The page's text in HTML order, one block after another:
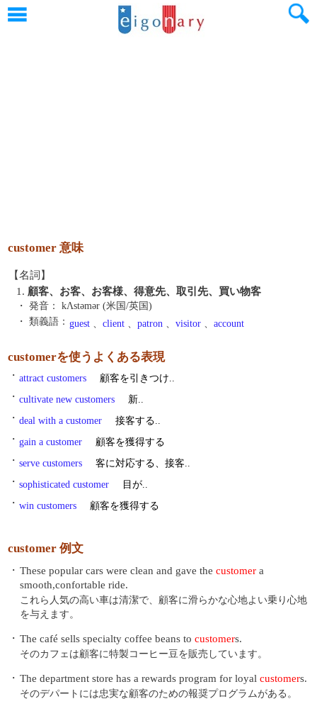
customer 意味
【名詞】
1. 顧客、お客、お客様、得意先、取引先、買い物客
・ 発音：
kΛstəmər (米国/英国)
・ 類義語： guest 、 client 、 patron 、 visitor 、 account
customerを使うよくある表現
・ attract customers
顧客を引きつけ..
・ cultivate new customers
新..
・ deal with a customer
接客する..
・ gain a customer
顧客を獲得する
・ serve customers
客に対応する、接客..
・ sophisticated customer
目が..
・ win customers 顧客を獲得する
customer 例文
・ These popular cars were clean and gave the customer a
smooth,confortable ride.
これら人気の高い車は清潔で、顧客に滑らかな心地よい乗り心地
を与えます。
・ The café sells specialty coffee beans to customers.
そのカフェは顧客に特製コーヒー豆を販売しています。
・ The department store has a rewards program for loyal customers.
そのデパートには忠実な顧客のための報奨プログラムがある。